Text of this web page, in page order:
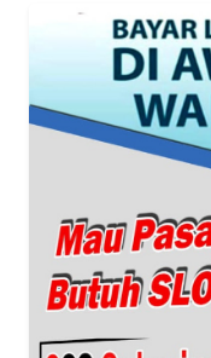
WN
WN
KEPRI
WN
PAPUA